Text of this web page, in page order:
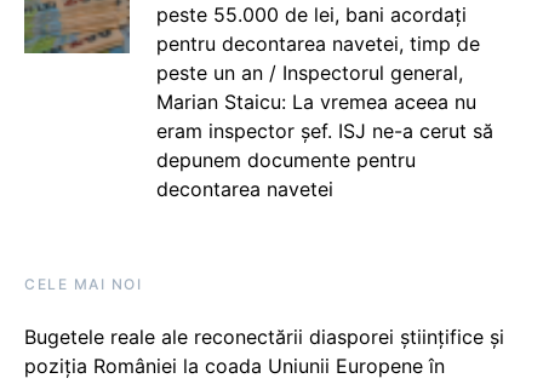
peste 55.000 de lei, bani acordați
pentru decontarea navetei, timp de
peste un an / Inspectorul general,
Marian Staicu: La vremea aceea nu
eram inspector șef. ISJ ne-a cerut să
depunem documente pentru
decontarea navetei
CELE MAI NOI
Bugetele reale ale reconectării diasporei științifice și
poziția României la coada Uniunii Europene în